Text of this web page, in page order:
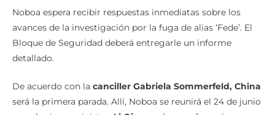
Noboa espera recibir respuestas inmediatas sobre los
avances de la investigación por la fuga de alias ‘Fede’. El
Bloque de Seguridad deberá entregarle un informe
detallado.
De acuerdo con la canciller Gabriela Sommerfeld, China
será la primera parada. Allí, Noboa se reunirá el 24 de junio